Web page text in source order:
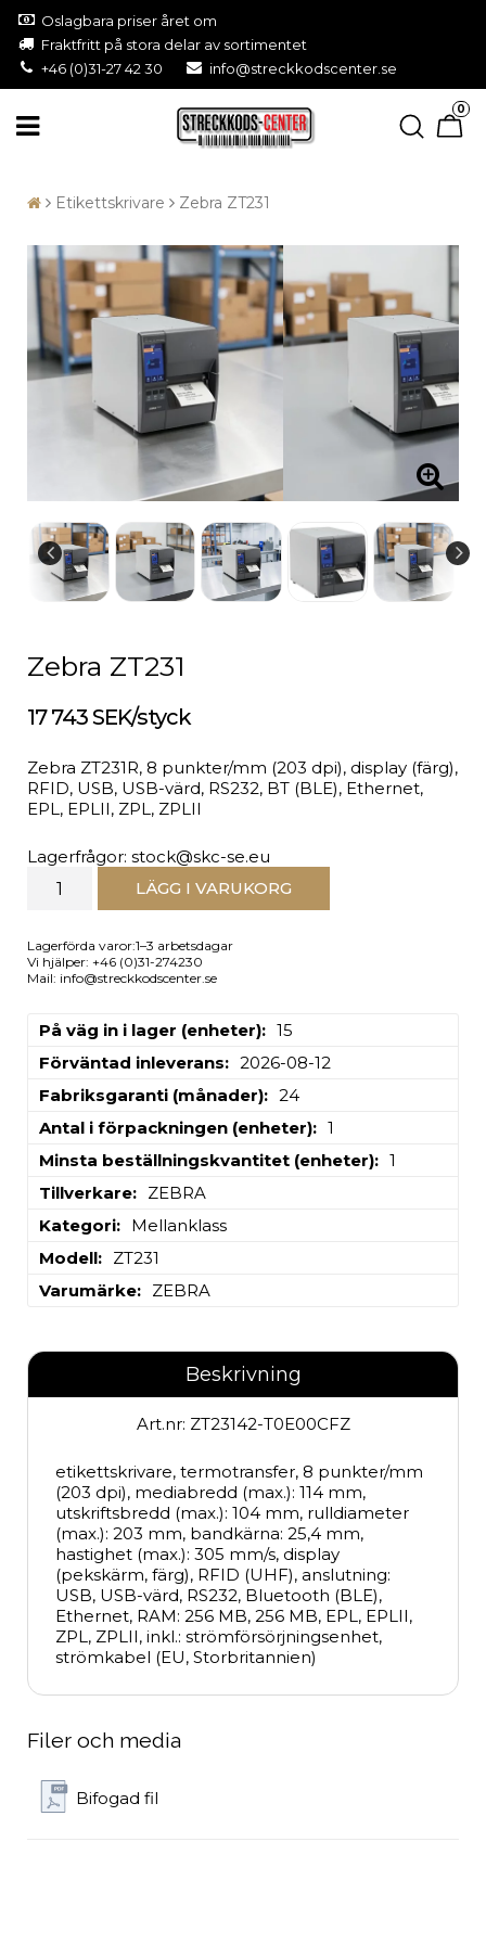
Oslagbara priser året om
Fraktfritt på stora delar av sortimentet
+46 (0)31-27 42 30
info@streckkodscenter.se
0
Etikettskrivare Zebra ZT231
Zebra ZT231
17 743 SEK/styck
Zebra ZT231R, 8 punkter/mm (203 dpi), display (färg),
RFID, USB, USB-värd, RS232, BT (BLE), Ethernet,
EPL, EPLII, ZPL, ZPLII
Lagerfrågor: stock@skc-se.eu
LÄGG I VARUKORG
Lagerförda varor:1–3 arbetsdagar
Vi hjälper: +46 (0)31-274230
Mail: info@streckkodscenter.se
På väg in i lager (enheter)
15
Förväntad inleverans
2026-08-12
Fabriksgaranti (månader)
24
Antal i förpackningen (enheter)
1
Minsta beställningskvantitet (enheter)
1
Tillverkare
ZEBRA
Kategori
Mellanklass
Modell
ZT231
Varumärke
ZEBRA
Beskrivning
Art.nr: ZT23142-T0E00CFZ
etikettskrivare, termotransfer, 8 punkter/mm
(203 dpi), mediabredd (max.): 114 mm,
utskriftsbredd (max.): 104 mm, rulldiameter
(max.): 203 mm, bandkärna: 25,4 mm,
hastighet (max.): 305 mm/s, display
(pekskärm, färg), RFID (UHF), anslutning:
USB, USB-värd, RS232, Bluetooth (BLE),
Ethernet, RAM: 256 MB, 256 MB, EPL, EPLII,
ZPL, ZPLII, inkl.: strömförsörjningsenhet,
strömkabel (EU, Storbritannien)
Filer och media
Bifogad fil